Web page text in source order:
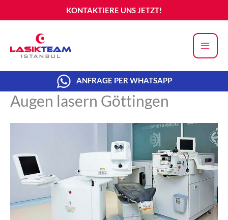
Inhalt
KONTAKTIERE UNS JETZT!
ANFRAGE PER WHATSAPP
Augen lasern Göttingen